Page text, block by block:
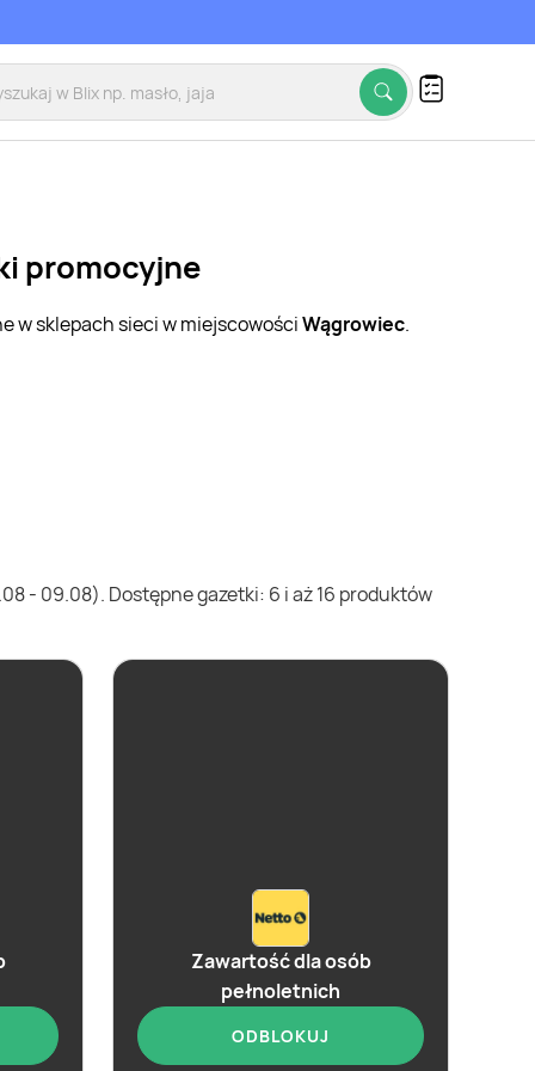
promocyjne
w sklepach sieci w miejscowościWągrowiec.
- 09.08). Dostępne gazetki: 6 i aż 16 produktów
Zawartość dla osób
pełnoletnich
ODBLOKUJ